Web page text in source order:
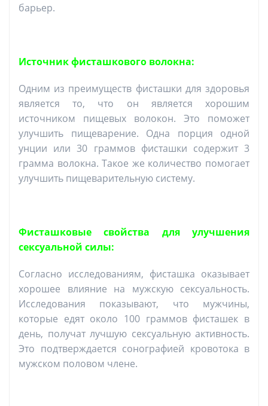
барьер.
Источник фисташкового волокна:
Одним из преимуществ фисташки для здоровья
является то, что он является хорошим
источником пищевых волокон. Это поможет
улучшить пищеварение. Одна порция одной
унции или 30 граммов фисташки содержит 3
грамма волокна. Такое же количество помогает
улучшить пищеварительную систему.
Фисташковые свойства для улучшения
сексуальной силы:
Согласно исследованиям, фисташка оказывает
хорошее влияние на мужскую сексуальность.
Исследования показывают, что мужчины,
которые едят около 100 граммов фисташек в
день, получат лучшую сексуальную активность.
Это подтверждается сонографией кровотока в
мужском половом члене.